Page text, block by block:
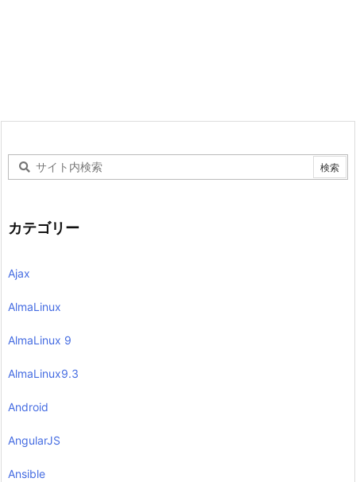
カテゴリー
Ajax
AlmaLinux
AlmaLinux 9
AlmaLinux9.3
Android
AngularJS
Ansible